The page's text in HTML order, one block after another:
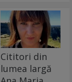
Cititori din
lumea largă